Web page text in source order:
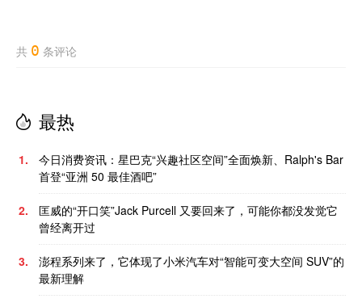
共 0 条评论
最热
1.
今日消费资讯：星巴克“兴趣社区空间”全面焕新、Ralph's Bar
首登“亚洲 50 最佳酒吧”
2.
匡威的“开口笑”Jack Purcell 又要回来了，可能你都没发觉它
曾经离开过
3.
澎程系列来了，它体现了小米汽车对“智能可变大空间 SUV”的
最新理解